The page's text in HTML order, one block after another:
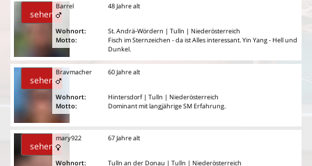
sehen
Barrel
Wohnort:
Motto:
48 Jahre alt
St. Andrä-Wördern | Tulln | Niederösterreich
Fisch im Sternzeichen - da ist Alles interessant. Yin Yang - Hell und
Dunkel.
sehen
Bravmacher
Wohnort:
Motto:
60 Jahre alt
Hintersdorf | Tulln | Niederösterreich
Dominant mit langjährige SM Erfahrung.
sehen
mary922
Wohnort:
67 Jahre alt
Tulln an der Donau | Tulln | Niederösterreich